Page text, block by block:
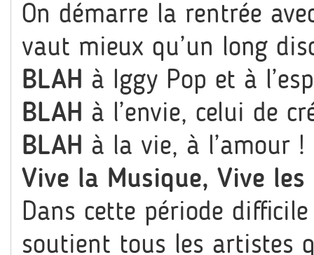
On démarre la rentrée
vaut mieux qu’un long
BLAH à Iggy Pop et à
BLAH à l’envie, celui de
BLAH à la vie, à l’amour !
Vive la Musique, Vive les
Dans cette période
soutient tous les artistes